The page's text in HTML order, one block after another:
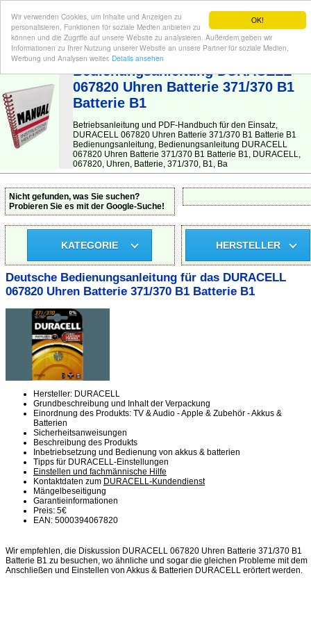
OK!
Wir verwenden Cookies, um Inhalte und Anzeigen zu
personalisieren, Funktionen für soziale Medien anbieten zu
können und die Zugriffe auf unsere Website zu analysieren. Außerdem geben wir
Informationen zu Ihrer Nutzung unserer Website an unsere Partner für soziale Medien,
Werbung und Analysen weiter. Details ansehen
BEDIENUNGSANLEITUNG| Hier finden Sie die deutsche Anleitung!
Bedienungsanleitung DURACELL
067820 Uhren Batterie 371/370 B1
Batterie B1
Betriebsanleitung und PDF-Handbuch für den Einsatz,
DURACELL 067820 Uhren Batterie 371/370 B1 Batterie B1
Bedienungsanleitung, Bedienungsanleitung DURACELL
067820 Uhren Batterie 371/370 B1 Batterie B1, DURACELL,
067820, Uhren, Batterie, 371/370, B1, Ba
Nicht gefunden, was Sie suchen?
Probieren Sie es mit der Google-Suche!
KATEGORIE HERSTELLER
Deutsche Bedienungsanleitung für das DURACELL
067820 Uhren Batterie 371/370 B1 Batterie B1
Hersteller: DURACELL
Grundbeschreibung und Inhalt der Verpackung
Einordnung des Produkts: TV & Audio - Apple & Zubehör - Akkus &
Batterien
Sicherheitsanweisungen
Beschreibung des Produkts
Inbetriebsetzung und Bedienung von akkus & batterien
Tipps für DURACELL-Einstellungen
Einstellen und fachmännische Hilfe
Kontaktdaten zum DURACELL-Kundendienst
Mängelbeseitigung
Garantieinformationen
Preis: 5€
EAN: 5000394067820
Wir empfehlen, die Diskussion DURACELL 067820 Uhren Batterie 371/370 B1
Batterie B1 zu besuchen, wo ähnliche und sogar die gleichen Probleme mit dem
Anschließen und Einstellen von Akkus & Batterien DURACELL erörtert werden.